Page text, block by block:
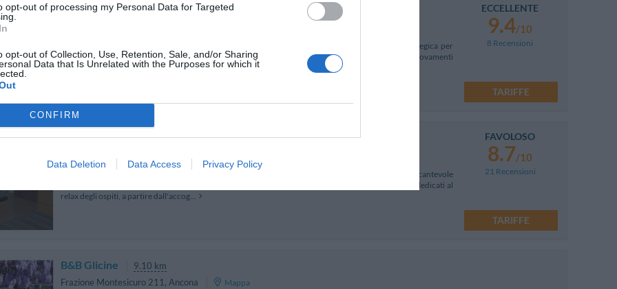
opt-out of processing my Personal Data for Targeted
opt-out of Collection, Use, Retention, Sale, and/or Sharing
Data that Is Unrelated with the Purposes for which it
CONFIRM
Data Deletion Data Access Privacy Policy
Aparthotel Residence Il Conero 2
15.27 km
L'Aparthotel Residence Il Conero 2 si trova a Numana a 250 mt dalla spiaggia e in posizione strategica per
scoprire le bellezze naturalistiche, i luoghi di culto come Loreto, quelli d'importanza storica e di ritrovamenti
archeologici. Ideale per una va...
ECCELLENTE
9.4/10
8 Recensioni
TARIFFE
Hotel 3 Querce
10.04 km
L'Hotel 3 Querce sorge in posizione panoramica a pochi passi dal centro di Camerano, nell'incantevole
scenario della Riviera del Conero. Moderno ed elegante, offre un ricca gamma di servizi e di spazi dedicati al
relax degli ospiti, a partire dall'accog...
FAVOLOSO
8.7/10
21 Recensioni
TARIFFE
B&B Glicine
9.10 km
Frazione Montesicuro 211, Ancona
Mappa